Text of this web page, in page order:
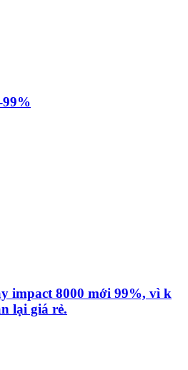
99%
impact 8000 mới 99%, vì k
lại giá rẻ.